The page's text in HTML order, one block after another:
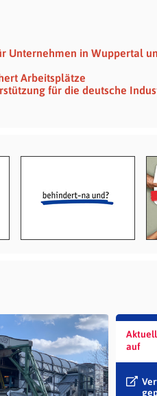
Unternehmen in Wuppertal
Arbeitsplätze
für die deutsche
Aktuell
auf